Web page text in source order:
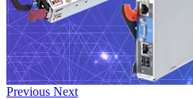
Previous Next